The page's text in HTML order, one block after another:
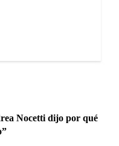
Nocetti dijo por qué